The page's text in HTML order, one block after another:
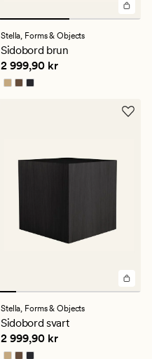
Stella, Forms & Objects
Sidobord brun
Pris 2 999,90 kr
2 999,90 kr
Stella, Forms & Objects
Sidobord svart
Pris 2 999,90 kr
2 999,90 kr